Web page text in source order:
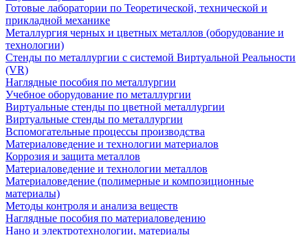
Готовые лаборатории по Теоретической, технической и
прикладной механике
Металлургия черных и цветных металлов (оборудование и
технологии)
Cтенды по металлургии с системой Виртуальной Реальности
(VR)
Наглядные пособия по металлургии
Учебное оборудование по металлургии
Виртуальные стенды по цветной металлургии
Виртуальные стенды по металлургии
Вспомогательные процессы производства
Материаловедение и технологии материалов
Коррозия и защита металлов
Материаловедение и технологии металлов
Материаловедение (полимерные и композиционные
материалы)
Методы контроля и анализа веществ
Наглядные пособия по материаловедению
Нано и электротехнологии, материалы